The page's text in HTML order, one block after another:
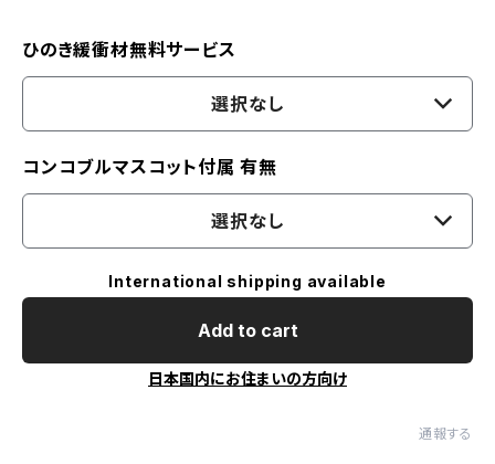
ひのき緩衝材無料サービス
選択なし
コンコブルマスコット付属 有無
選択なし
International shipping available
Add to cart
日本国内にお住まいの方向け
通報する